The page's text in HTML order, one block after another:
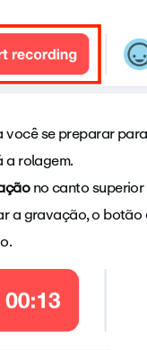
se preparar
a rolagem.
no canto
a gravação, o botão